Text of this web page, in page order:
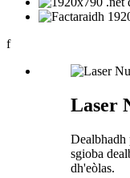
f
Laser
Dealbhadh
sgioba
dh'eòlas.